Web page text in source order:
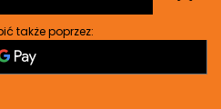
także poprzez: